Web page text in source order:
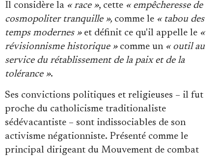
Il considère la « race », cette « empêcheresse de
cosmopoliter tranquille », comme le « tabou des
temps modernes »et définit ce qu'il appelle le «
révisionnisme historique »comme un « outil au
service du rétablissement de la paix et de la
tolérance ».
Ses convictions politiques et religieuses – il fut
proche du catholicisme traditionaliste
sédévacantiste – sont indissociables de son
activisme négationniste. Présenté comme le
principal dirigeant du Mouvement de combat